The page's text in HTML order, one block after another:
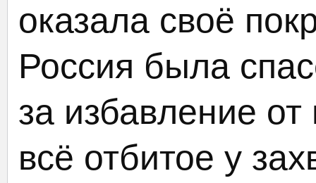
оказала своё
Россия была
за избавление от
всё отбитое у